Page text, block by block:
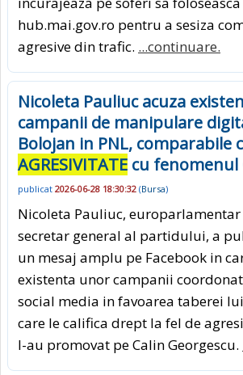
hub.mai.gov.ro pentru a sesiza
agresive din trafic. ...continuare.
Nicoleta Pauliuc acuza
campanii de manipulare
Bolojan in PNL, comparabile
AGRESIVITATE cu fenomenul
publicat 2026-06-28 18:30:32 (Bursa)
Nicoleta Pauliuc, europarlamentar
secretar general al partidului, a
un mesaj amplu pe Facebook in
existenta unor campanii
social media in favoarea taberei
care le califica drept la fel de
l-au promovat pe Calin Georgescu.